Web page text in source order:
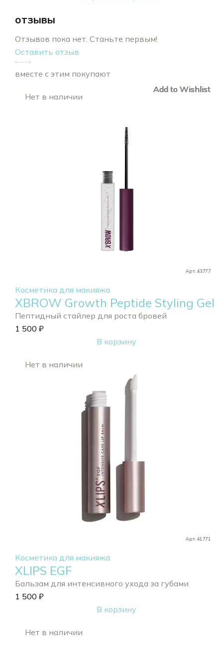
отзывы
Отзывов пока нет. Станьте первым!
Оставить отзыв
вместе с этим покупают
Арт. 43777
Нет в наличии
Add to Wishlist
Косметика для макияжа
XBROW Growth Peptide Styling Gel
Пептидный стайлер для роста бровей
1 500 ₽
В корзину
Арт. 41771
Нет в наличии
Add to Wishlist
Косметика для макияжа
XLIPS EGF
Бальзам для интенсивного ухода за губами
1 500 ₽
В корзину
Нет в наличии
Add to Wishlist
Add to Wishlist
Add to Wishlist
Add to Wishlist
Add to Wishlist
Add to Wishlist
Add to Wishlist
Add to Wishlist
Add to Wishlist